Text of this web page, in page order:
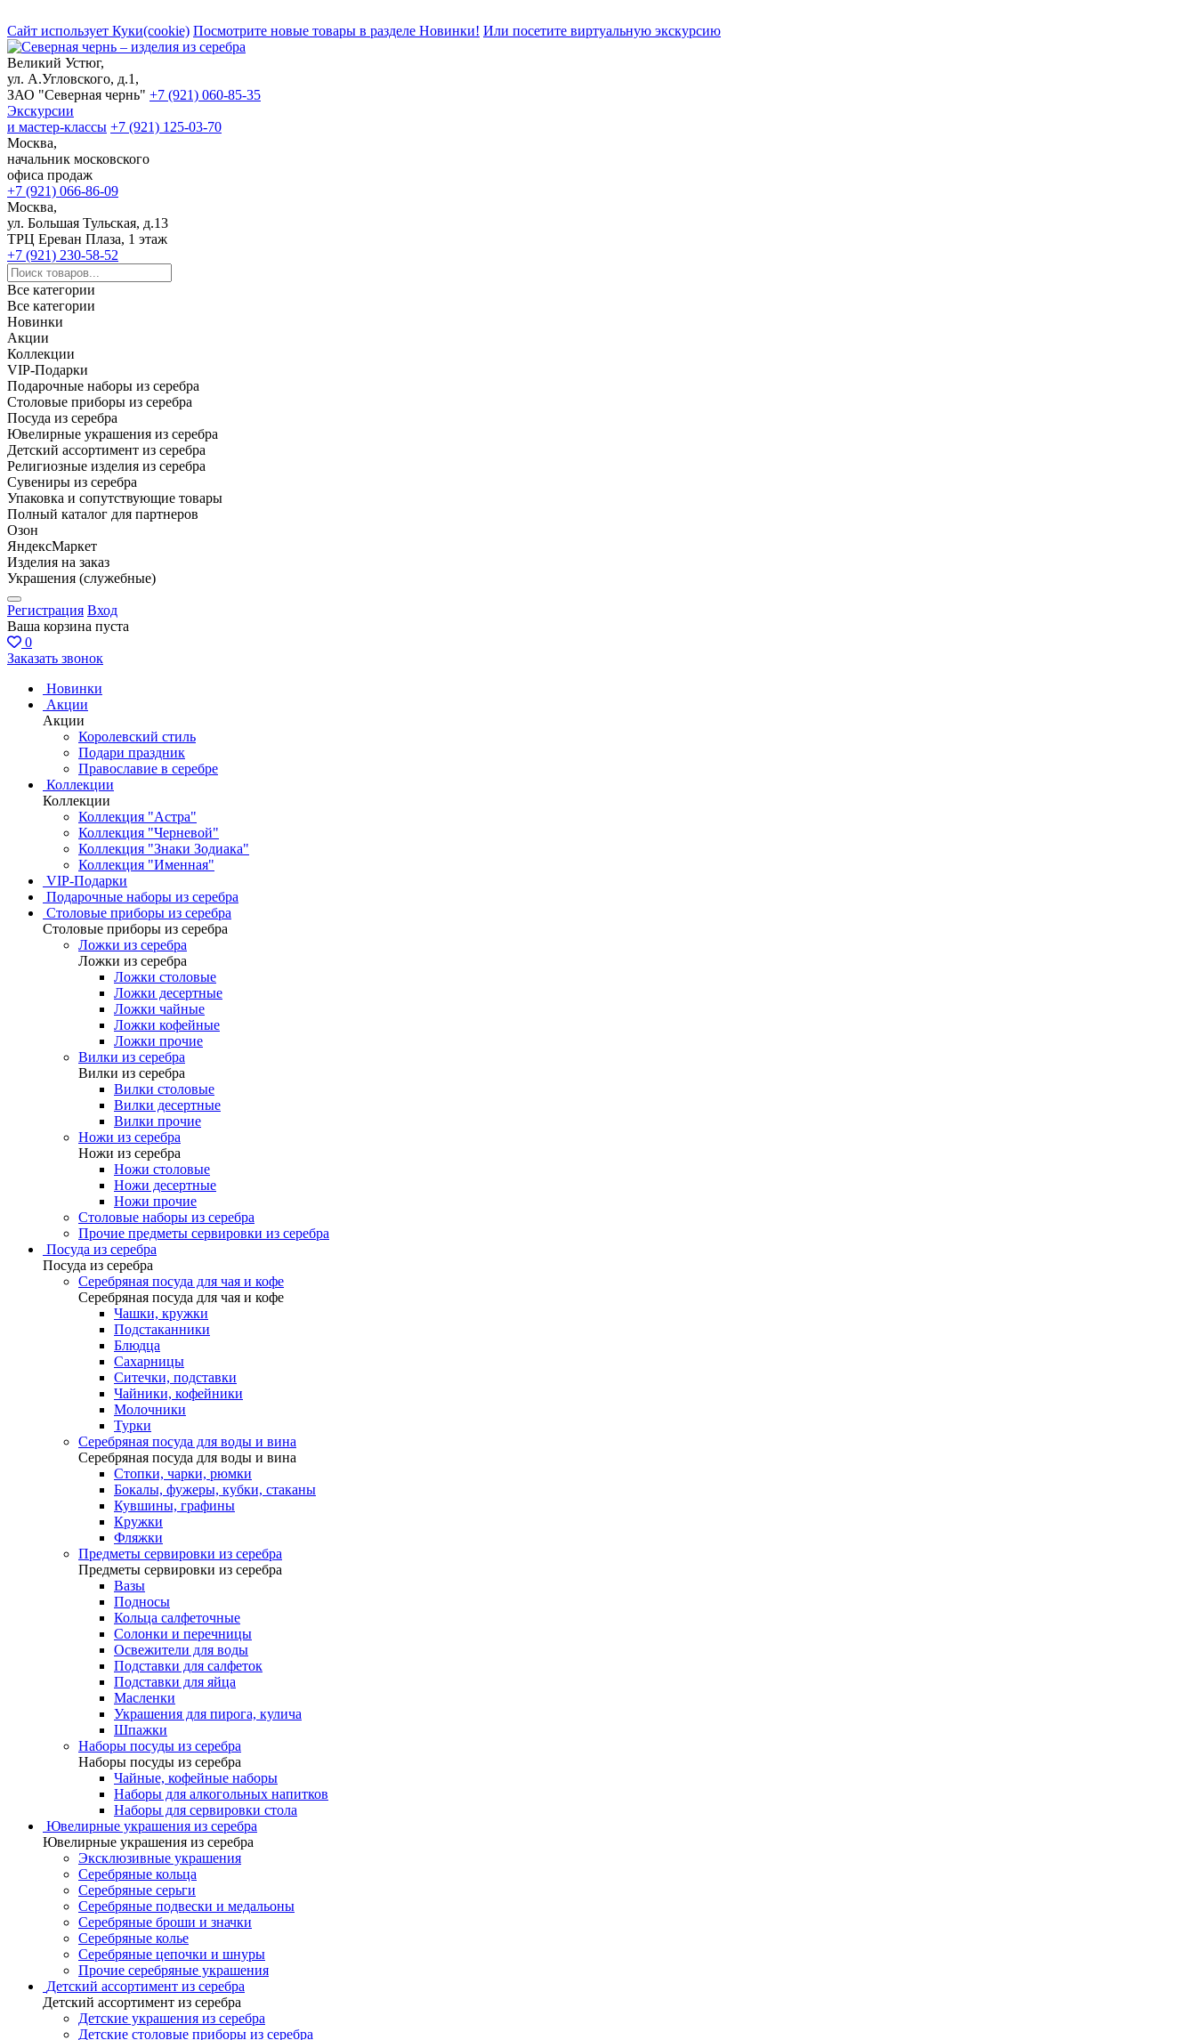
Сайт использует Куки(cookie) Посмотрите новые товары в разделе Новинки! Или посетите виртуальную экскурсию
Великий Устюг,
ул. А.Угловского, д.1,
ЗАО "Северная чернь" +7 (921) 060-85-35
Экскурсии
и мастер-классы +7 (921) 125-03-70
Москва,
начальник московского
офиса продаж
+7 (921) 066-86-09
Москва,
ул. Большая Тульская, д.13
ТРЦ Ереван Плаза, 1 этаж
+7 (921) 230-58-52
Все категории
Все категории
Новинки
Акции
Коллекции
VIP-Подарки
Подарочные наборы из серебра
Столовые приборы из серебра
Посуда из серебра
Ювелирные украшения из серебра
Детский ассортимент из серебра
Религиозные изделия из серебра
Сувениры из серебра
Упаковка и сопутствующие товары
Полный каталог для партнеров
Озон
ЯндексМаркет
Изделия на заказ
Украшения (служебные)
Регистрация Вход
Ваша корзина пуста
0
Заказать звонок
Новинки
Акции
Акции
Королевский стиль
Подари праздник
Православие в серебре
Коллекции
Коллекции
Коллекция "Астра"
Коллекция "Черневой"
Коллекция "Знаки Зодиака"
Коллекция "Именная"
VIP-Подарки
Подарочные наборы из серебра
Столовые приборы из серебра
Столовые приборы из серебра
Ложки из серебра
Ложки из серебра
Ложки столовые
Ложки десертные
Ложки чайные
Ложки кофейные
Ложки прочие
Вилки из серебра
Вилки из серебра
Вилки столовые
Вилки десертные
Вилки прочие
Ножи из серебра
Ножи из серебра
Ножи столовые
Ножи десертные
Ножи прочие
Столовые наборы из серебра
Прочие предметы сервировки из серебра
Посуда из серебра
Посуда из серебра
Серебряная посуда для чая и кофе
Серебряная посуда для чая и кофе
Чашки, кружки
Подстаканники
Блюдца
Сахарницы
Ситечки, подставки
Чайники, кофейники
Молочники
Турки
Серебряная посуда для воды и вина
Серебряная посуда для воды и вина
Стопки, чарки, рюмки
Бокалы, фужеры, кубки, стаканы
Кувшины, графины
Кружки
Фляжки
Предметы сервировки из серебра
Предметы сервировки из серебра
Вазы
Подносы
Кольца салфеточные
Солонки и перечницы
Освежители для воды
Подставки для салфеток
Подставки для яйца
Масленки
Украшения для пирога, кулича
Шпажки
Наборы посуды из серебра
Наборы посуды из серебра
Чайные, кофейные наборы
Наборы для алкогольных напитков
Наборы для сервировки стола
Ювелирные украшения из серебра
Ювелирные украшения из серебра
Эксклюзивные украшения
Серебряные кольца
Серебряные серьги
Серебряные подвески и медальоны
Серебряные броши и значки
Серебряные колье
Серебряные цепочки и шнуры
Прочие серебряные украшения
Детский ассортимент из серебра
Детский ассортимент из серебра
Детские украшения из серебра
Детские столовые приборы из серебра